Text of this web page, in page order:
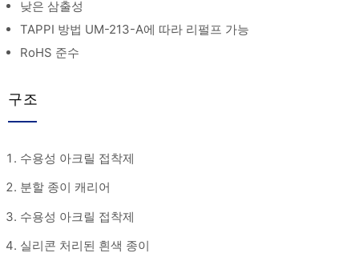
낮은 삼출성
TAPPI 방법 UM-213-A에 따라 리펄프 가능
RoHS 준수
구조
수용성 아크릴 접착제
분할 종이 캐리어
수용성 아크릴 접착제
실리콘 처리된 흰색 종이